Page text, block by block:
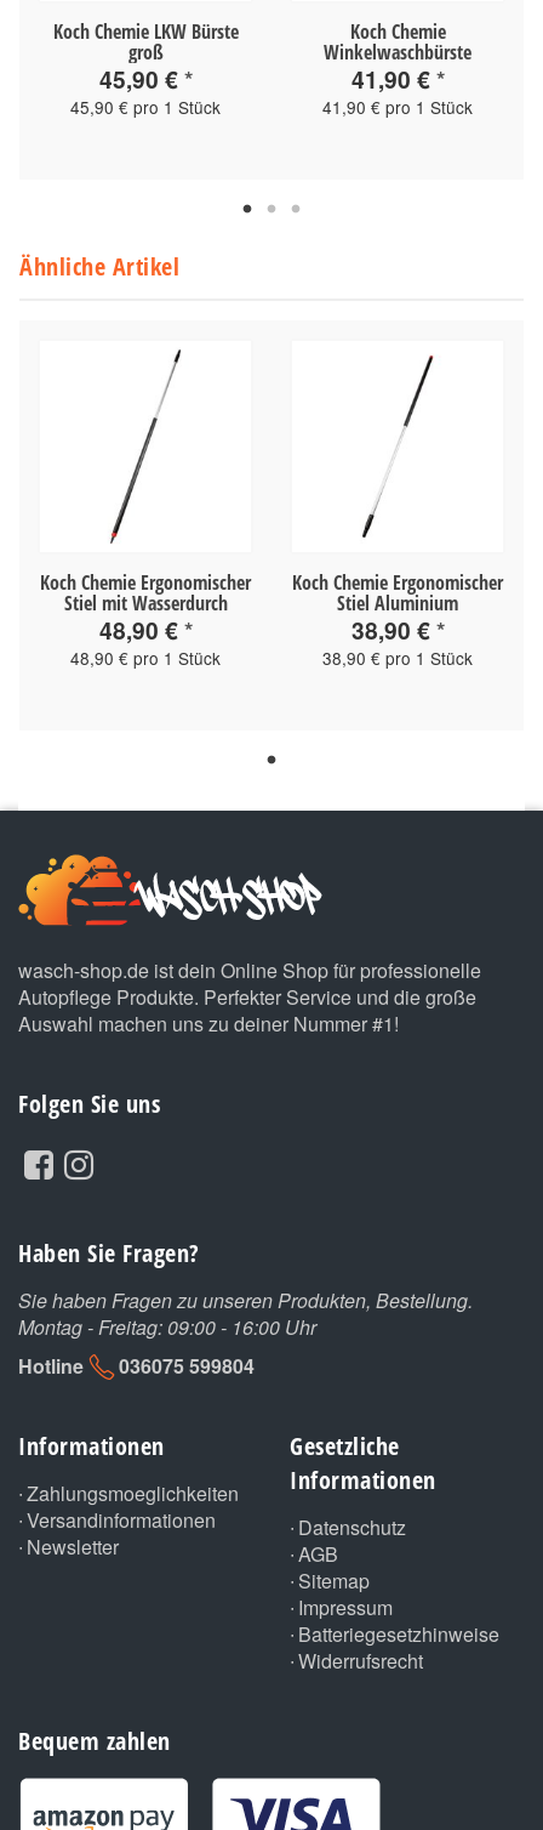
Koch Chemie LKW Bürste
groß
45,90 €*
45,90 € pro 1 Stück
Koch Chemie
Winkelwaschbürste
41,90 €*
41,90 € pro 1 Stück
Ähnliche Artikel
Koch Chemie Ergonomischer
Stiel mit Wasserdurch
48,90 €*
48,90 € pro 1 Stück
Koch Chemie Ergonomischer
Stiel Aluminium
38,90 €*
38,90 € pro 1 Stück
wasch-shop.de ist dein Online Shop für professionelle
Autopflege Produkte. Perfekter Service und die große
Auswahl machen uns zu deiner Nummer #1!
Folgen Sie uns
Haben Sie Fragen?
Sie haben Fragen zu unseren Produkten, Bestellung.
Montag - Freitag: 09:00 - 16:00 Uhr
Hotline
036075 599804
Informationen
Zahlungsmoeglichkeiten
Versandinformationen
Newsletter
Gesetzliche
Informationen
Datenschutz
AGB
Sitemap
Impressum
Batteriegesetzhinweise
Widerrufsrecht
Bequem zahlen